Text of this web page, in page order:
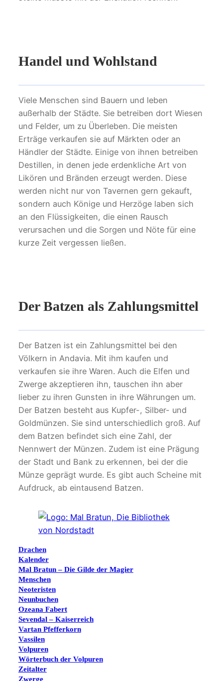
Handel und Wohlstand
Viele Menschen sind Bauern und leben
außerhalb der Städte. Sie betreiben dort Wiesen
und Felder, um zu Überleben. Die meisten
Erträge verkaufen sie auf Märkten oder an
Händler der Städte. Einige von ihnen betreiben
Destillen, in denen jede erdenkliche Art von
Likören und Bränden erzeugt werden. Diese
werden nicht nur von Tavernen gern gekauft,
sondern auch Könige und Herzöge laben sich
an den Flüssigkeiten, die einen Rausch
verursachen und die Sorgen und Nöte für eine
kurze Zeit vergessen ließen.
Der Batzen als Zahlungsmittel
Der Batzen ist ein Zahlungsmittel bei den
Völkern in Andavia. Mit ihm kaufen und
verkaufen sie ihre Waren. Auch die Elfen und
Zwerge akzeptieren ihn, tauschen ihn aber
lieber zu ihren Gunsten in ihre Währungen um.
Der Batzen besteht aus Kupfer-, Silber- und
Goldmünzen. Sie sind unterschiedlich groß. Auf
dem Batzen befindet sich eine Zahl, der
Nennwert der Münzen. Zudem ist eine Prägung
der Stadt und Bank zu erkennen, bei der die
Münze geprägt wurde. Es gibt auch Scheine mit
Aufdruck, ab eintausend Batzen.
Drachen
Kalender
Mal Bratun – Die Gilde der Magier
Menschen
Neoteristen
Neunbuchen
Ozeana Fabert
Sevendal – Kaiserreich
Vartan Pfefferkorn
Vassilen
Volpuren
Wörterbuch der Volpuren
Zeitalter
Zwerge